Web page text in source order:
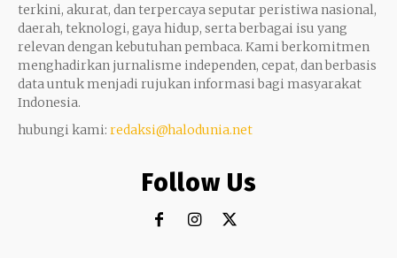
terkini, akurat, dan terpercaya seputar peristiwa nasional,
daerah, teknologi, gaya hidup, serta berbagai isu yang
relevan dengan kebutuhan pembaca. Kami berkomitmen
menghadirkan jurnalisme independen, cepat, dan berbasis
data untuk menjadi rujukan informasi bagi masyarakat
Indonesia.
hubungi kami: redaksi@halodunia.net
Follow Us